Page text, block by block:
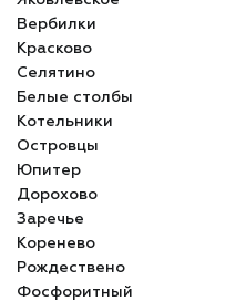
Вербилки
Красково
Селятино
Белые столбы
Котельники
Островцы
Юпитер
Дорохово
Заречье
Коренево
Рождествено
Фосфоритный